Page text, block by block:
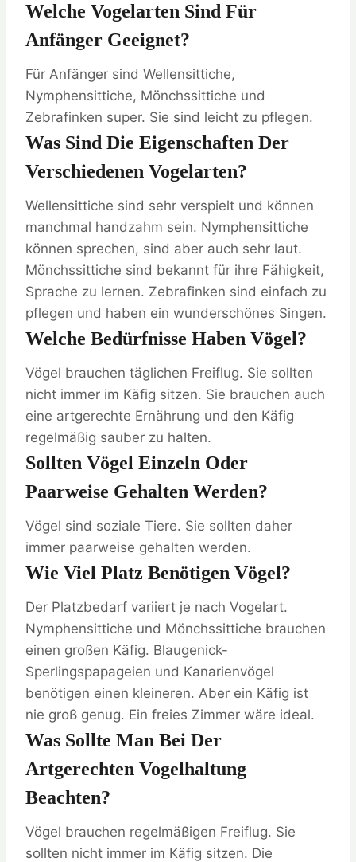
Welche Vogelarten Sind Für
Anfänger Geeignet?
Für Anfänger sind Wellensittiche,
Nymphensittiche, Mönchssittiche und
Zebrafinken super. Sie sind leicht zu pflegen.
Was Sind Die Eigenschaften Der
Verschiedenen Vogelarten?
Wellensittiche sind sehr verspielt und können
manchmal handzahm sein. Nymphensittiche
können sprechen, sind aber auch sehr laut.
Mönchssittiche sind bekannt für ihre Fähigkeit,
Sprache zu lernen. Zebrafinken sind einfach zu
pflegen und haben ein wunderschönes Singen.
Welche Bedürfnisse Haben Vögel?
Vögel brauchen täglichen Freiflug. Sie sollten
nicht immer im Käfig sitzen. Sie brauchen auch
eine artgerechte Ernährung und den Käfig
regelmäßig sauber zu halten.
Sollten Vögel Einzeln Oder
Paarweise Gehalten Werden?
Vögel sind soziale Tiere. Sie sollten daher
immer paarweise gehalten werden.
Wie Viel Platz Benötigen Vögel?
Der Platzbedarf variiert je nach Vogelart.
Nymphensittiche und Mönchssittiche brauchen
einen großen Käfig. Blaugenick-
Sperlingspapageien und Kanarienvögel
benötigen einen kleineren. Aber ein Käfig ist
nie groß genug. Ein freies Zimmer wäre ideal.
Was Sollte Man Bei Der
Artgerechten Vogelhaltung
Beachten?
Vögel brauchen regelmäßigen Freiflug. Sie
sollten nicht immer im Käfig sitzen. Die